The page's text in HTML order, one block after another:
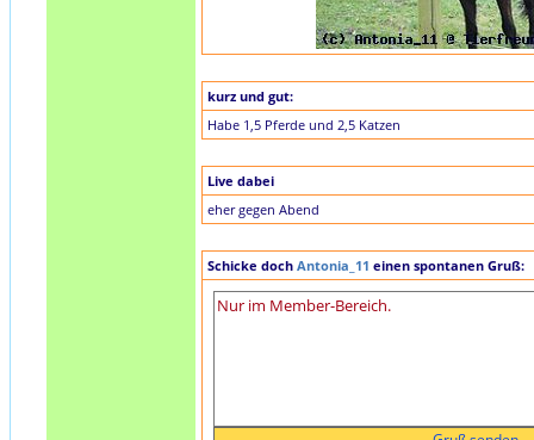
kurz und gut:
Habe 1,5 Pferde und 2,5 Katzen
Live dabei
eher gegen Abend
Schicke doch Antonia_11 einen spontanen Gruß: